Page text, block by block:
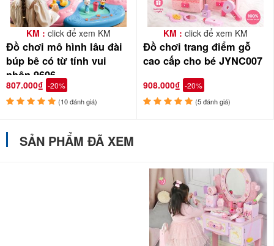
KM : click để xem KM
Đồ chơi mô hình lâu đài
búp bê có từ tính vui
nhộn 9606
807.000₫ -20%
(10 đánh giá)
KM : click để xem KM
Đồ chơi trang điểm gỗ
cao cấp cho bé JYNC007
908.000₫ -20%
(5 đánh giá)
SẢN PHẨM ĐÃ XEM